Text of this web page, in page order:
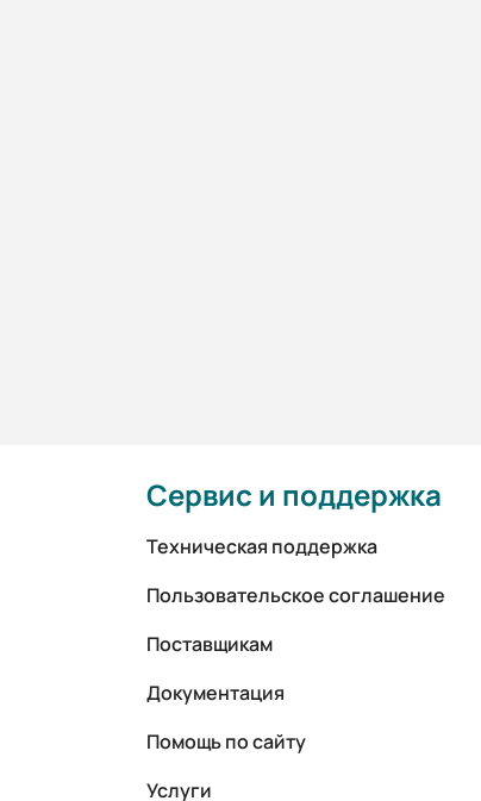
Сервис и поддержка
Техническая поддержка
Пользовательское соглашение
Поставщикам
Документация
Помощь по сайту
Услуги